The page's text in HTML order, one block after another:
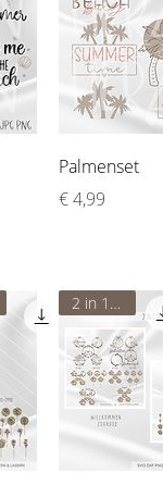
Palmenset
Preis
€ 4,99
2 in 1-Set